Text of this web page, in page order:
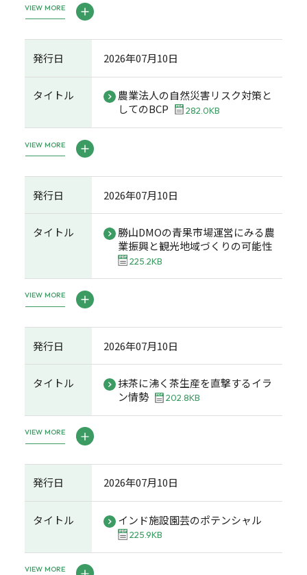
VIEW MORE
発行日 2026年07月10日
タイトル
農業法人の自然災害リスク対策と
してのBCP
282.0KB
VIEW MORE
発行日 2026年07月10日
タイトル
勝山DMOの青果市場運営にみる農
業振興と観光地域づくりの可能性
225.2KB
VIEW MORE
発行日 2026年07月10日
タイトル
抹茶に沸く茶生産を直撃するイラ
ン情勢
202.8KB
VIEW MORE
発行日 2026年07月10日
タイトル インド施設園芸のポテンシャル
225.9KB
VIEW MORE